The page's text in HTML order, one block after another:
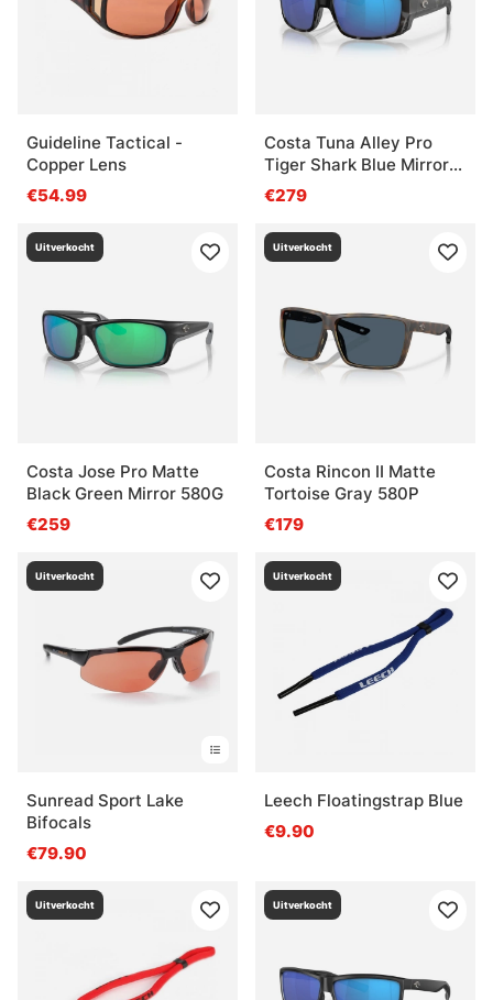
Guideline Tactical -
Copper Lens
€54.99
Costa Tuna Alley Pro
Tiger Shark Blue Mirror
580G
€279
Uitverkocht
Costa Jose Pro Matte
Black Green Mirror 580G
€259
Uitverkocht
Costa Rincon II Matte
Tortoise Gray 580P
€179
Uitverkocht
Sunread Sport Lake
Bifocals
€79.90
Uitverkocht
Leech Floatingstrap Blue
€9.90
Uitverkocht Uitverkocht